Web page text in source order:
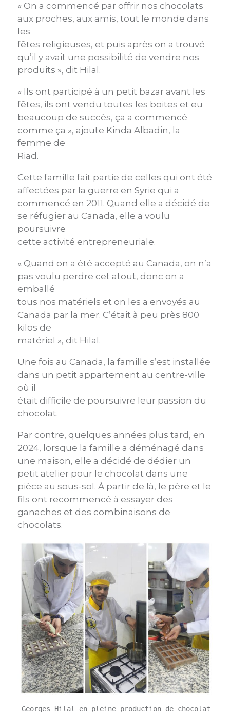
« On a commencé par offrir nos chocolats
aux proches, aux amis, tout le monde dans
les
fêtes religieuses, et puis après on a trouvé
qu’il y avait une possibilité de vendre nos
produits », dit Hilal.
« Ils ont participé à un petit bazar avant les
fêtes, ils ont vendu toutes les boites et eu
beaucoup de succès, ça a commencé
comme ça », ajoute Kinda Albadin, la
femme de
Riad.
Cette famille fait partie de celles qui ont été
affectées par la guerre en Syrie qui a
commencé en 2011. Quand elle a décidé de
se réfugier au Canada, elle a voulu
poursuivre
cette activité entrepreneuriale.
« Quand on a été accepté au Canada, on n’a
pas voulu perdre cet atout, donc on a
emballé
tous nos matériels et on les a envoyés au
Canada par la mer. C’était à peu près 800
kilos de
matériel », dit Hilal.
Une fois au Canada, la famille s’est installée
dans un petit appartement au centre-ville
où il
était difficile de poursuivre leur passion du
chocolat.
Par contre, quelques années plus tard, en
2024, lorsque la famille a déménagé dans
une maison, elle a décidé de dédier un
petit atelier pour le chocolat dans une
pièce au sous-sol. À partir de là, le père et le
fils ont recommencé à essayer des
ganaches et des combinaisons de
chocolats.
Georges Hilal en pleine production de chocolat